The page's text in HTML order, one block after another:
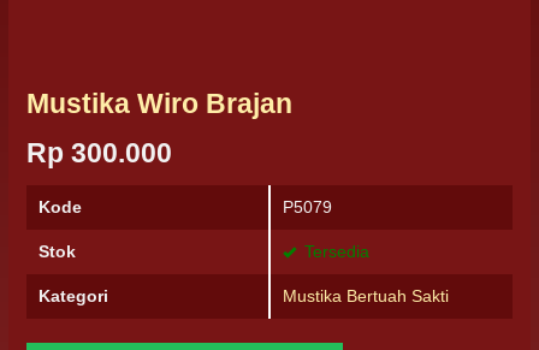
Mustika Wiro Brajan
Rp 300.000
Kode P5079
Stok Tersedia
Kategori Mustika Bertuah Sakti